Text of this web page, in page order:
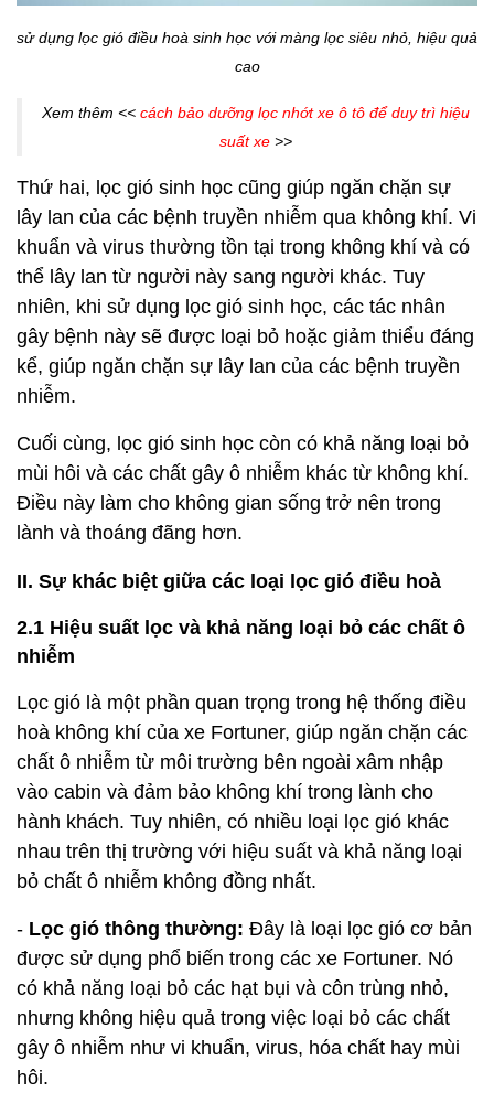
sử dụng lọc gió điều hoà sinh học với màng lọc siêu nhỏ, hiệu quả
cao
Xem thêm << cách bảo dưỡng lọc nhớt xe ô tô để duy trì hiệu
suất xe >>
Thứ hai, lọc gió sinh học cũng giúp ngăn chặn sự
lây lan của các bệnh truyền nhiễm qua không khí. Vi
khuẩn và virus thường tồn tại trong không khí và có
thể lây lan từ người này sang người khác. Tuy
nhiên, khi sử dụng lọc gió sinh học, các tác nhân
gây bệnh này sẽ được loại bỏ hoặc giảm thiểu đáng
kể, giúp ngăn chặn sự lây lan của các bệnh truyền
nhiễm.
Cuối cùng, lọc gió sinh học còn có khả năng loại bỏ
mùi hôi và các chất gây ô nhiễm khác từ không khí.
Điều này làm cho không gian sống trở nên trong
lành và thoáng đãng hơn.
II. Sự khác biệt giữa các loại lọc gió điều hoà
2.1 Hiệu suất lọc và khả năng loại bỏ các chất ô
nhiễm
Lọc gió là một phần quan trọng trong hệ thống điều
hoà không khí của xe Fortuner, giúp ngăn chặn các
chất ô nhiễm từ môi trường bên ngoài xâm nhập
vào cabin và đảm bảo không khí trong lành cho
hành khách. Tuy nhiên, có nhiều loại lọc gió khác
nhau trên thị trường với hiệu suất và khả năng loại
bỏ chất ô nhiễm không đồng nhất.
- Lọc gió thông thường: Đây là loại lọc gió cơ bản
được sử dụng phổ biến trong các xe Fortuner. Nó
có khả năng loại bỏ các hạt bụi và côn trùng nhỏ,
nhưng không hiệu quả trong việc loại bỏ các chất
gây ô nhiễm như vi khuẩn, virus, hóa chất hay mùi
hôi.